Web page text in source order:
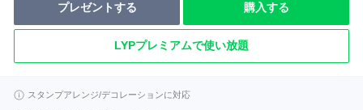
プレゼントする 購入する
LYPプレミアムで使い放題
スタンプアレンジ/デコレーションに対応